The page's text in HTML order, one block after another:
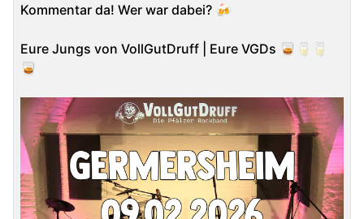
Kommentar da! Wer war dabei? 🍻
Eure Jungs von VollGutDruff | Eure VGDs 🥃🥛🥛
🥃